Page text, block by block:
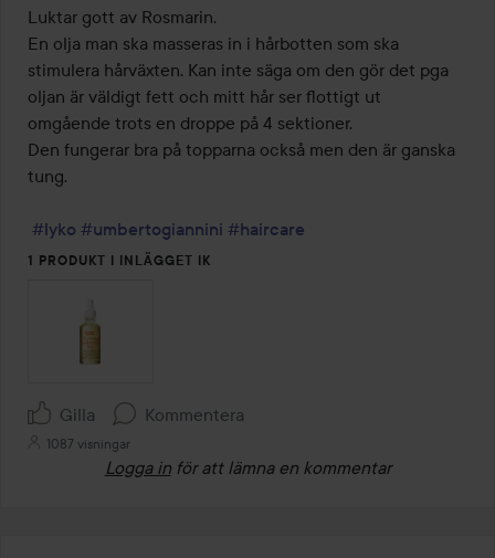
av
5
Luktar gott av Rosmarin.
En olja man ska masseras in i hårbotten som ska
stimulera hårväxten. Kan inte säga om den gör det pga
oljan är väldigt fett och mitt hår ser flottigt ut
omgående trots en droppe på 4 sektioner.
Den fungerar bra på topparna också men den är ganska
tung.
#lyko #umbertogiannini #haircare
1 PRODUKT I INLÄGGET IK
Gilla Kommentera
1087 visningar
Logga in för att lämna en kommentar